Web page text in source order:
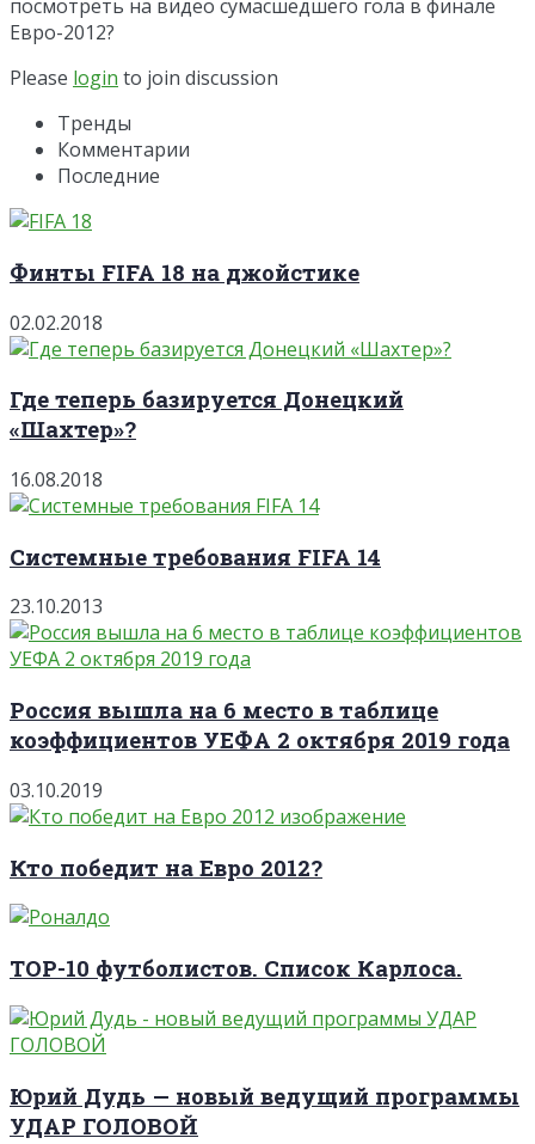
посмотреть на видео сумасшедшего гола в финале
Евро-2012?
Please login to join discussion
Тренды
Комментарии
Последние
Финты FIFA 18 на джойстике
02.02.2018
Где теперь базируется Донецкий
«Шахтер»?
16.08.2018
Системные требования FIFA 14
23.10.2013
Россия вышла на 6 место в таблице
коэффициентов УЕФА 2 октября 2019 года
03.10.2019
Кто победит на Евро 2012?
TOP-10 футболистов. Список Карлоса.
Юрий Дудь — новый ведущий программы
УДАР ГОЛОВОЙ